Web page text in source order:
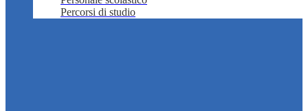
Percorsi di studio